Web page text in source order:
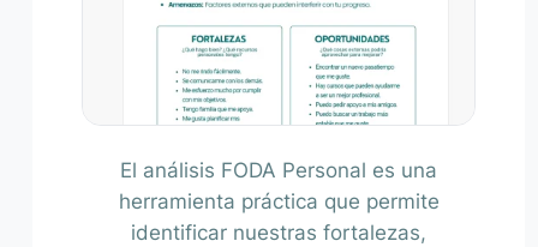
El análisis FODA Personal es una
herramienta práctica que permite
identificar nuestras fortalezas,